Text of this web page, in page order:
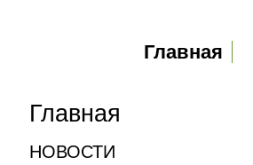
Главное менюГлавная
Главная
НОВОСТИ